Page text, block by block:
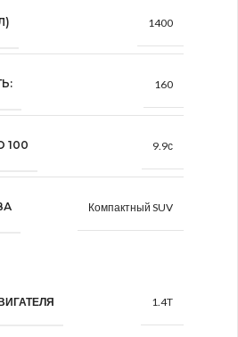
1400
160
100 9.9с
Компактный SUV
1.4T